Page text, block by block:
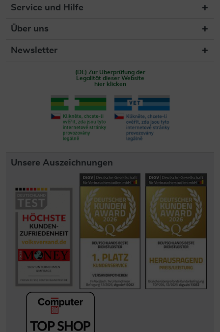
Service und Hilfe
Über uns
Newsletter
(DE) Zur Überprüfung der
Legalität dieser Website
hier klicken
Unsere Auszeichnungen